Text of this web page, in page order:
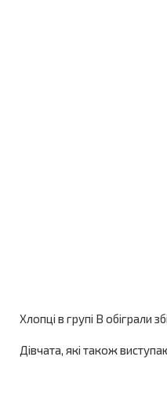
Хлопці в групі В обіграли
Дівчата, які також